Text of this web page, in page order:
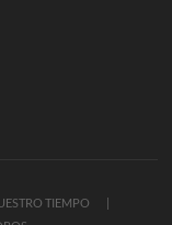
TIEMPO